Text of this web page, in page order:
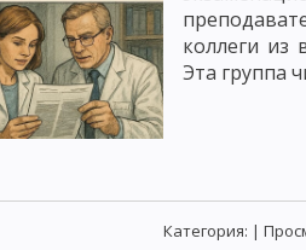
коллеги из
Эта группа
Категория: |